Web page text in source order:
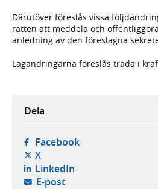
Därutöver föreslås vissa
rätten att meddela och
anledning av den föreslagna
Lagändringarna föreslås träda i
Dela
Facebook- öppnas i ny
X- öppnas i ny flik, extern
LinkedIn- öppnas i ny flik,
E-post- öppnar din e-